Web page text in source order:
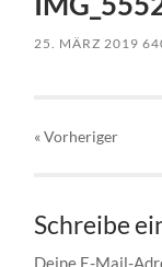
25. MÄRZ 2019
« Vorheriger
Schreibe
Deine E-Mail-